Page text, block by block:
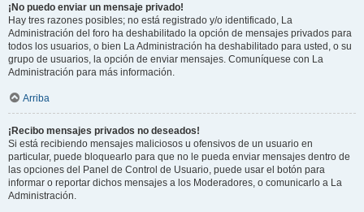
¡No puedo enviar un mensaje privado!
Hay tres razones posibles; no está registrado y/o identificado, La
Administración del foro ha deshabilitado la opción de mensajes privados para
todos los usuarios, o bien La Administración ha deshabilitado para usted, o su
grupo de usuarios, la opción de enviar mensajes. Comuníquese con La
Administración para más información.
Arriba
¡Recibo mensajes privados no deseados!
Si está recibiendo mensajes maliciosos u ofensivos de un usuario en
particular, puede bloquearlo para que no le pueda enviar mensajes dentro de
las opciones del Panel de Control de Usuario, puede usar el botón para
informar o reportar dichos mensajes a los Moderadores, o comunicarlo a La
Administración.